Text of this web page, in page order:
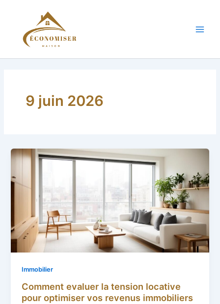
9 juin 2026
Immobilier
Comment evaluer la tension locative
pour optimiser vos revenus immobiliers